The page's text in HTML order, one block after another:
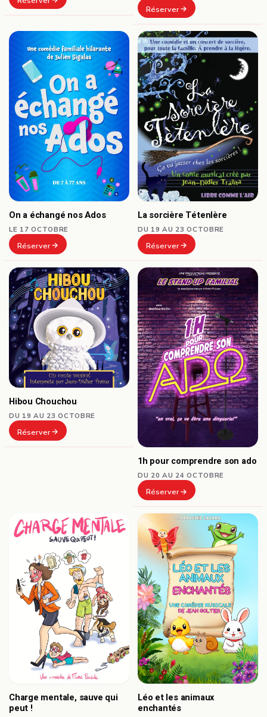
Réserver
On a échangé nos Ados
LE 17 OCTOBRE
Réserver
La sorcière Tétenlère
DU 19 AU 23 OCTOBRE
Réserver
Hibou Chouchou
DU 19 AU 23 OCTOBRE
Réserver
1h pour comprendre son ado
DU 20 AU 24 OCTOBRE
Réserver
Charge mentale, sauve qui
peut !
Léo et les animaux
enchantés